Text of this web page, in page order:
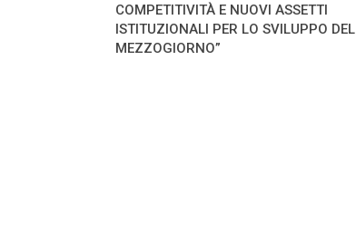
COMPETITIVITÀ E NUOVI ASSETTI
ISTITUZIONALI PER LO SVILUPPO DEL
MEZZOGIORNO”